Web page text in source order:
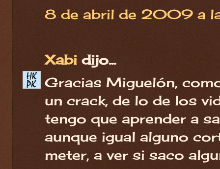
8 de abril de 2009 a
Xabi dijo...
Gracias Miguelón,
un crack, de lo de los
tengo que aprender a
aunque igual alguno
meter, a ver si saco